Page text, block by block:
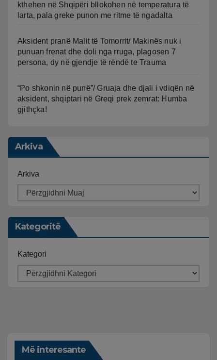
kthehen në Shqipëri bllokohen në temperatura të
larta, pala greke punon me ritme të ngadalta
Aksident pranë Malit të Tomorrit/ Makinës nuk i
punuan frenat dhe doli nga rruga, plagosen 7
persona, dy në gjendje të rëndë te Trauma
“Po shkonin në punë”/ Gruaja dhe djali i vdiqën në
aksident, shqiptari në Greqi prek zemrat: Humba
gjithçka!
Arkiva
Arkiva
Kategoritë
Kategori
Më interesante